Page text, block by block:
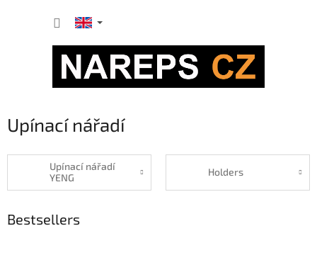
Upínací nářadí
Upínací nářadí
YENG
Holders
Bestsellers